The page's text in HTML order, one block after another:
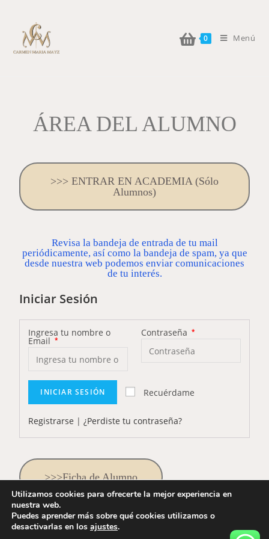
0 Menú
ÁREA DEL ALUMNO
>>> ENTRAR EN ACADEMIA (Sólo
Alumnos)
Revisa la bandeja de entrada de tu mail
periódicamente, así como la bandeja de spam, ya que
desde nuestra web podemos enviar comunicaciones
de tu interés.
Iniciar Sesión
Ingresa tu nombre o
Email *
Contraseña *
INICIAR SESIÓN Recuérdame
Registrarse | ¿Perdiste tu contraseña?
>>>Ficha de Alumno
Utilizamos cookies para ofrecerte la mejor experiencia en
nuestra web.
Puedes aprender más sobre qué cookies utilizamos o
desactivarlas en los ajustes.